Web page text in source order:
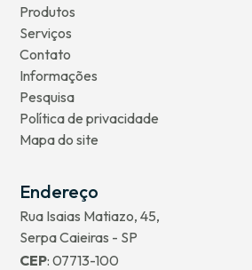
Produtos
Serviços
Contato
Informações
Pesquisa
Política de privacidade
Mapa do site
Endereço
Rua Isaias Matiazo, 45,
Serpa Caieiras - SP
CEP: 07713-100